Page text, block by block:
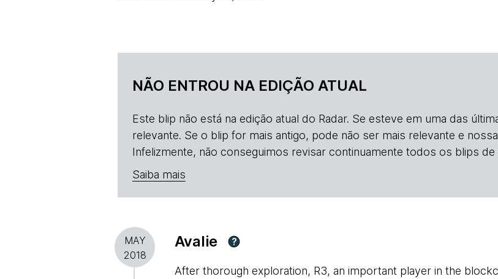
NÃO ENTROU NA EDIÇÃO ATUAL
Este blip não está na edição atual do Radar. Se esteve em uma das
relevante. Se o blip for mais antigo, pode não ser mais relevante e
Infelizmente, não conseguimos revisar continuamente todos os blips
Saiba mais
MAY
2018
Avalie ?
After thorough exploration, R3, an important player in the